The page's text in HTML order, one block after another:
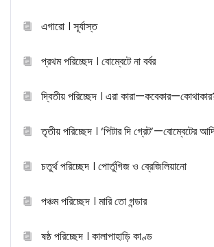
এগারো । সূর্যাস্ত
প্রথম পরিচ্ছেদ । বোম্বেটে না বর্বর
দ্বিতীয় পরিচ্ছেদ । এরা
তৃতীয় পরিচ্ছেদ । ‘পিটার দি গ্রেট’—বোম্বেটের
চতুর্থ পরিচ্ছেদ । পোর্তুগিজ ও ব্রেজিলিয়ানো
পঞ্চম পরিচ্ছেদ । মারি তো গন্ডার
ষষ্ঠ পরিচ্ছেদ । কালাপাহাড়ি কাণ্ড